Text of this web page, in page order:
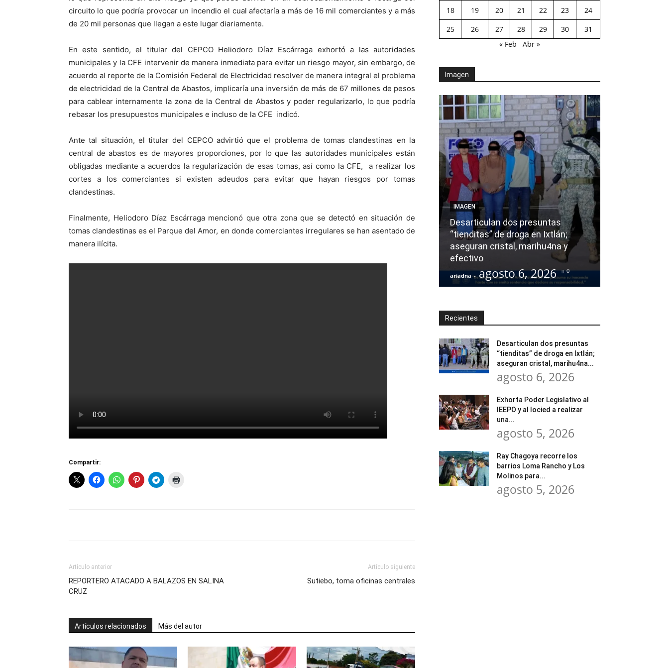
circuito lo que podría provocar un incendio el cual afectaría a más de 16 mil comerciantes y a más
de 20 mil personas que llegan a este lugar diariamente.
En este sentido, el titular del CEPCO Heliodoro Díaz Escárraga exhortó a las autoridades
municipales y la CFE intervenir de manera inmediata para evitar un riesgo mayor, sin embargo, de
acuerdo al reporte de la Comisión Federal de Electricidad resolver de manera integral el problema
de electricidad de la Central de Abastos, implicaría una inversión de más de 67 millones de pesos
para cablear internamente la zona de la Central de Abastos y poder regularizarlo, lo que podría
rebasar los presupuestos municipales e incluso de la CFE indicó.
Ante tal situación, el titular del CEPCO advirtió que el problema de tomas clandestinas en la
central de abastos es de mayores proporciones, por lo que las autoridades municipales están
obligadas mediante a acuerdos la regularización de esas tomas, así como la CFE, a realizar los
cortes a los comerciantes si existen adeudos para evitar que hayan riesgos por tomas
clandestinas.
Finalmente, Heliodoro Díaz Escárraga mencionó que otra zona que se detectó en situación de
tomas clandestinas es el Parque del Amor, en donde comerciantes irregulares se han asentado de
manera ilícita.
Compartir:
Artículo anterior
REPORTERO ATACADO A BALAZOS EN SALINA
CRUZ
Artículo siguiente
Sutiebo, toma oficinas centrales
Artículos relacionados Más del autor
18
19 20 21 22 23
24
25
26 27 28 29 30
31
« Feb
Abr »
Imagen
IMAGEN
Desarticulan dos presuntas
“tienditas” de droga en Ixtlán;
aseguran cristal, marihu4na y
efectivo
ariadna - agosto 6, 2026 0
Recientes
Desarticulan dos presuntas
“tienditas” de droga en Ixtlán;
aseguran cristal, marihu4na...
agosto 6, 2026
Exhorta Poder Legislativo al
IEEPO y al Iocied a realizar
una...
agosto 5, 2026
Ray Chagoya recorre los
barrios Loma Rancho y Los
Molinos para...
agosto 5, 2026